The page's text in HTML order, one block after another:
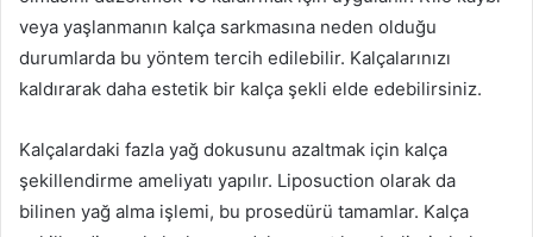
veya yaşlanmanın kalça sarkmasına neden olduğu
durumlarda bu yöntem tercih edilebilir. Kalçalarınızı
kaldırarak daha estetik bir kalça şekli elde edebilirsiniz.
Kalçalardaki fazla yağ dokusunu azaltmak için kalça
şekillendirme ameliyatı yapılır. Liposuction olarak da
bilinen yağ alma işlemi, bu prosedürü tamamlar. Kalça